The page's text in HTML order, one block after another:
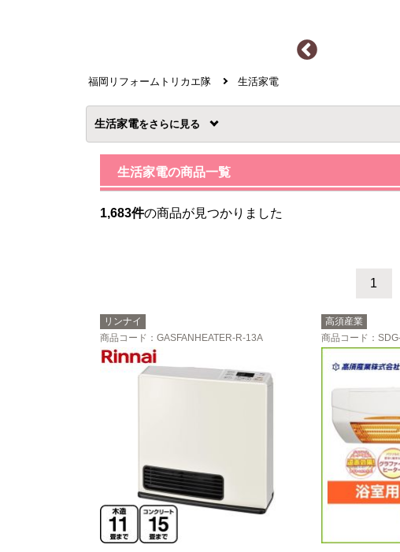
福岡リフォームトリカエ隊 生活家電
生活家電を
生活家電の商品一覧
1,683件の商品が見つかりました
1
リンナイ
商品コード ：GASFANHEATER-R-13A
高須産業
商品コード ：